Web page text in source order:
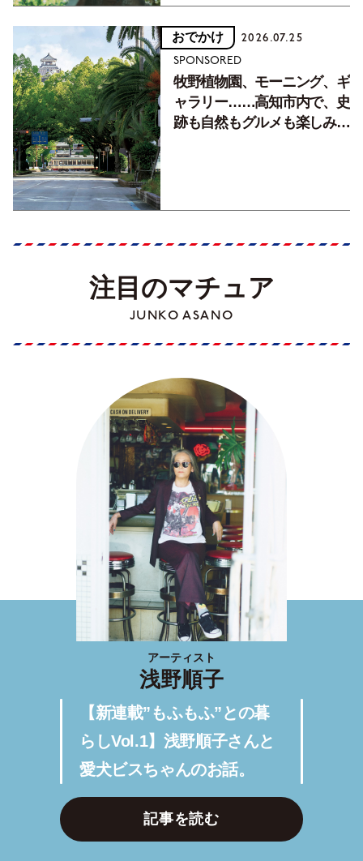
おでかけ 2026.07.25
SPONSORED
牧野植物園、モーニング、ギ
ャラリー……高知市内で、史
跡も自然もグルメも楽しみ尽
注目のマチュア
JUNKO ASANO
アーティスト
浅野順子
【新連載”もふもふ”との暮
らしVol.1】浅野順子さんと
愛犬ビスちゃんのお話。
記事を読む